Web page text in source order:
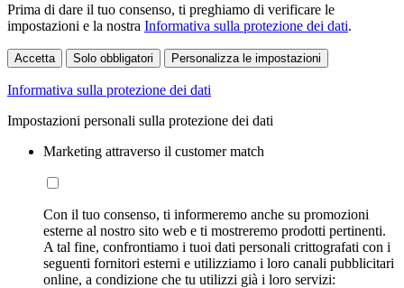
Prima di dare il tuo consenso, ti preghiamo di verificare le
impostazioni e la nostra Informativa sulla protezione dei dati.
Accetta Solo obbligatori Personalizza le impostazioni
Informativa sulla protezione dei dati
Impostazioni personali sulla protezione dei dati
Marketing attraverso il customer match
Con il tuo consenso, ti informeremo anche su promozioni
esterne al nostro sito web e ti mostreremo prodotti pertinenti.
A tal fine, confrontiamo i tuoi dati personali crittografati con i
seguenti fornitori esterni e utilizziamo i loro canali pubblicitari
online, a condizione che tu utilizzi già i loro servizi: